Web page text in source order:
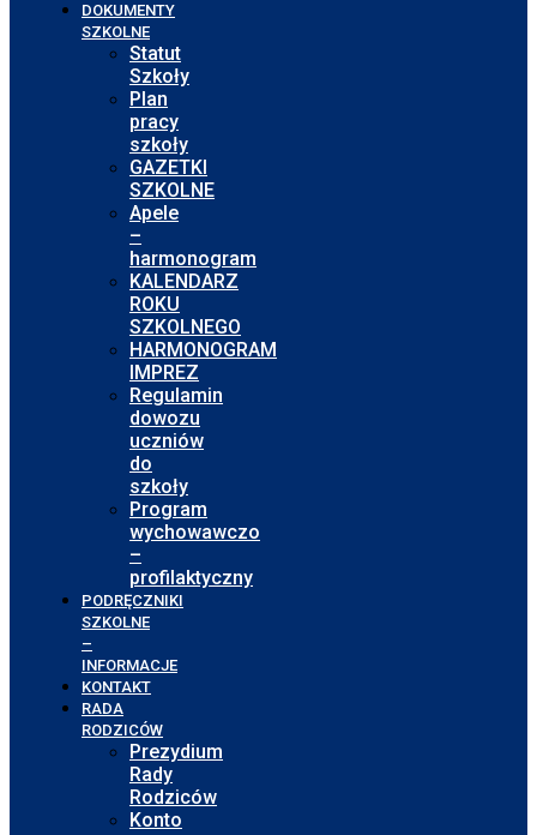
DOKUMENTY
SZKOLNE
Statut
Szkoły
Plan
pracy
szkoły
GAZETKI
SZKOLNE
Apele
–
harmonogram
KALENDARZ
ROKU
SZKOLNEGO
HARMONOGRAM
IMPREZ
Regulamin
dowozu
uczniów
do
szkoły
Program
wychowawczo
–
profilaktyczny
PODRĘCZNIKI
SZKOLNE
–
INFORMACJE
KONTAKT
RADA
RODZICÓW
Prezydium
Rady
Rodziców
Konto